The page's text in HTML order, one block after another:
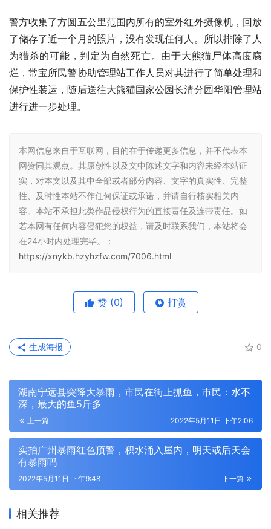
警方收集了方圆五公里范围内所有的室外红外摄像机，回放
了储存了近一个月的照片，没有发现任何人。所以排除了人
为猎杀的可能，判定为自然死亡。由于大熊猫尸体高度腐
烂，常宝所民警协助管理站工作人员对其进行了简单处理和
保护性装运，随后送往大熊猫国家公园长清分园华阳管理站
进行进一步处理。
本网信息来自于互联网，目的在于传递更多信息，并不代表本
网赞同其观点。其原创性以及文中陈述文字和内容未经本站证
实，对本文以及其中全部或者部分内容、文字的真实性、完整
性、及时性本站不作任何保证或承诺，并请自行核实相关内
容。本站不承担此类作品侵权行为的直接责任及连带责任。如
若本网有任何内容侵犯您的权益，请及时联系我们，本站将会
在24小时内处理完毕。：
https://xnykb.hzyhzfw.com/7006.html
赞 (0) 打赏
0
生成海报
湖南宁远县突降大暴雨，市民在街上抓鱼，市民：水不
深，最大的鱼5斤多
上一篇 2022年5月11日 下午2:06
实拍广州暴雨红色预警，积水涌入屋内，明天或后天会
有暴雨吗
下一篇
2022年5月11日 下午9:48
相关推荐